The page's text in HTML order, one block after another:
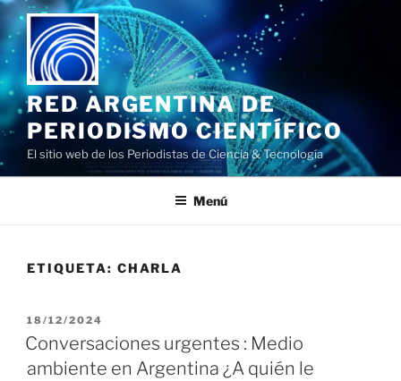
Saltar
al
contenido
RED ARGENTINA DE
PERIODISMO CIENTÍFICO
El sitio web de los Periodistas de Ciencia & Tecnología
Menú
ETIQUETA: CHARLA
PUBLICADO
EL
18/12/2024
Conversaciones urgentes : Medio
ambiente en Argentina ¿A quién le